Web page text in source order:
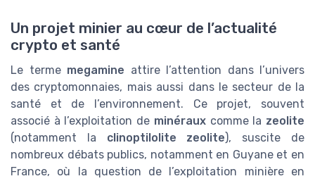
Un projet minier au cœur de l’actualité
crypto et santé
Le terme megamine attire l’attention dans l’univers
des cryptomonnaies, mais aussi dans le secteur de la
santé et de l’environnement. Ce projet, souvent
associé à l’exploitation de minérauxcomme la zeolite
(notamment la clinoptilolite zeolite), suscite de
nombreux débats publics, notamment en Guyane et en
France, où la question de l’exploitation minière en